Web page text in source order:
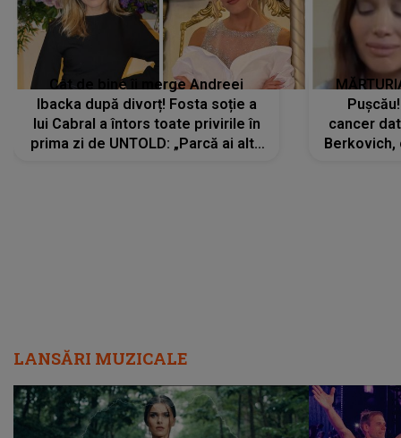
Cât de bine îi merge Andreei
Ibacka după divorț! Fosta soție a
lui Cabral a întors toate privirile în
prima zi de UNTOLD: „Parcă ai altă
cancer
Berkovich,
LANSĂRI MUZICALE